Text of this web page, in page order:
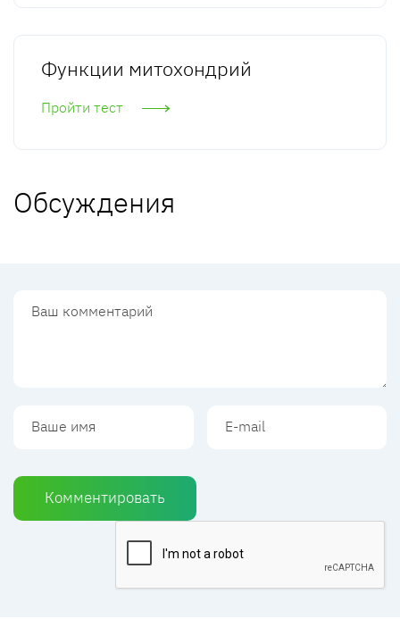
Функции митохондрий
Пройти тест
Обсуждения
Комментировать